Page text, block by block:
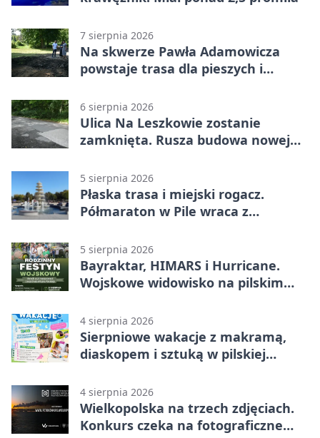
7 sierpnia 2026
Na skwerze Pawła Adamowicza
powstaje trasa dla pieszych i
6 sierpnia 2026
Ulica Na Leszkowie zostanie
zamknięta. Rusza budowa nowej
5 sierpnia 2026
Płaska trasa i miejski rogacz.
Półmaraton w Pile wraca z
5 sierpnia 2026
Bayraktar, HIMARS i Hurricane.
Wojskowe widowisko na pilskim
4 sierpnia 2026
Sierpniowe wakacje z makramą,
diaskopem i sztuką w pilskiej
4 sierpnia 2026
Wielkopolska na trzech zdjęciach.
Konkurs czeka na fotograficzne